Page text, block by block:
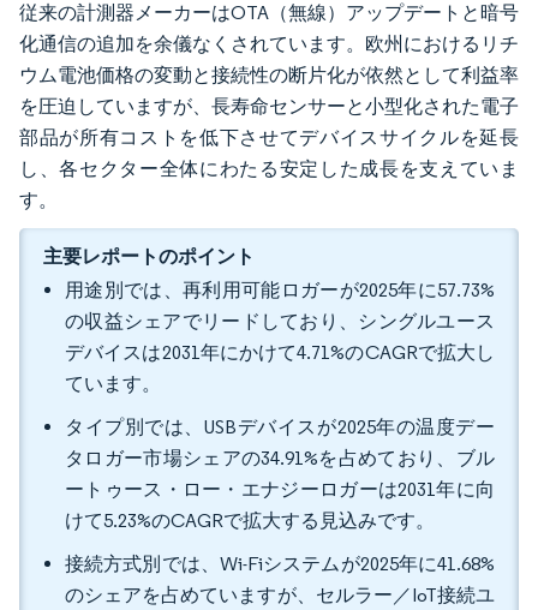
従来の計測器メーカーはOTA（無線）アップデートと暗号
化通信の追加を余儀なくされています。欧州におけるリチ
ウム電池価格の変動と接続性の断片化が依然として利益率
を圧迫していますが、長寿命センサーと小型化された電子
部品が所有コストを低下させてデバイスサイクルを延長
し、各セクター全体にわたる安定した成長を支えていま
す。
主要レポートのポイント
用途別では、再利用可能ロガーが2025年に57.73%
の収益シェアでリードしており、シングルユース
デバイスは2031年にかけて4.71%のCAGRで拡大し
ています。
タイプ別では、USBデバイスが2025年の温度デー
タロガー市場シェアの34.91%を占めており、ブル
ートゥース・ロー・エナジーロガーは2031年に向
けて5.23%のCAGRで拡大する見込みです。
接続方式別では、Wi-Fiシステムが2025年に41.68%
のシェアを占めていますが、セルラー／IoT接続ユ